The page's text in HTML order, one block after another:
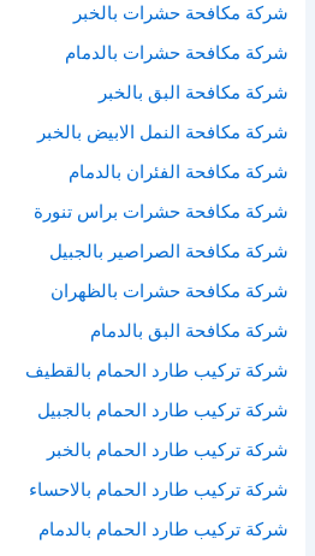
شركة مكافحة حشرات بالخبر
شركة مكافحة حشرات بالدمام
شركة مكافحة البق بالخبر
شركة مكافحة النمل الابيض بالخبر
شركة مكافحة الفئران بالدمام
شركة مكافحة حشرات براس تنورة
شركة مكافحة الصراصير بالجبيل
شركة مكافحة حشرات بالظهران
شركة مكافحة البق بالدمام
شركة تركيب طارد الحمام بالقطيف
شركة تركيب طارد الحمام بالجبيل
شركة تركيب طارد الحمام بالخبر
شركة تركيب طارد الحمام بالاحساء
شركة تركيب طارد الحمام بالدمام